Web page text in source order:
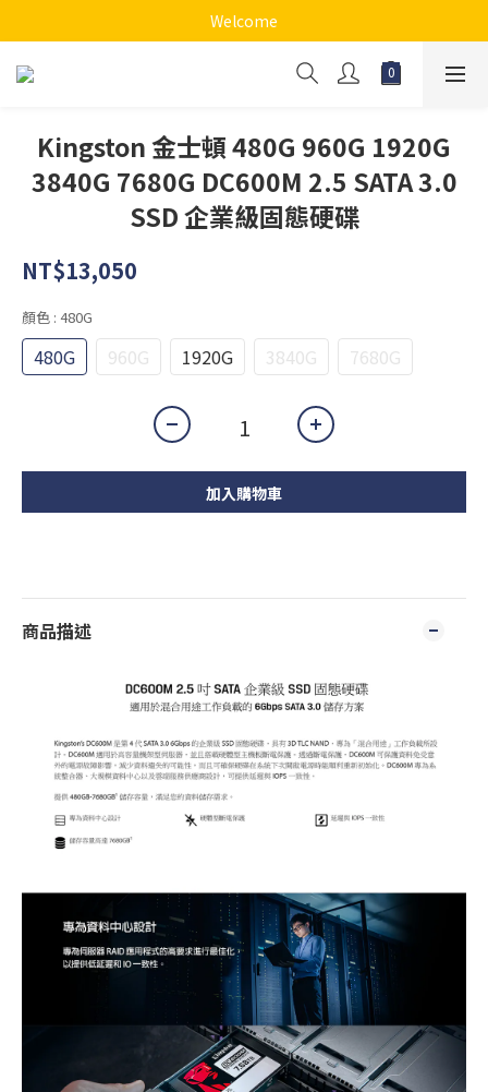
Welcome
Kingston 金士頓 480G 960G 1920G
3840G 7680G DC600M 2.5 SATA 3.0
SSD 企業級固態硬碟
NT$13,050
顏色 : 480G
480G 960G 1920G 3840G 7680G
加入購物車
商品描述